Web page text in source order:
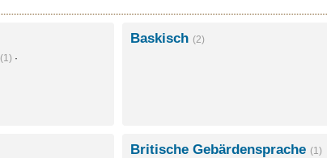
(1) ·
Baskisch (2)
Britische Gebärdensprache (1)